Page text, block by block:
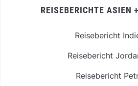
REISEBERICHTE ASIEN
Reisebericht
Reisebericht
Reisebericht